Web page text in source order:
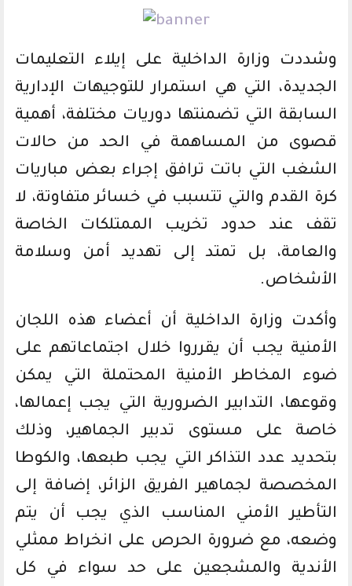
وشددت وزارة الداخلية على إيلاء التعليمات
الجديدة، التي هي استمرار للتوجيهات الإدارية
السابقة التي تضمنتها دوريات مختلفة، أهمية
قصوى من المساهمة في الحد من حالات
الشغب التي باتت ترافق إجراء بعض مباريات
كرة القدم والتي تتسبب في خسائر متفاوتة، لا
تقف عند حدود تخریب الممتلكات الخاصة
والعامة، بل تمتد إلى تهديد أمن وسلامة
الأشخاص.
وأكدت وزارة الداخلية أن أعضاء هذه اللجان
الأمنية يجب أن يقرروا خلال اجتماعاتهم على
ضوء المخاطر الأمنية المحتملة التي يمكن
وقوعها، التدابير الضرورية التي يجب إعمالها،
خاصة على مستوى تدبير الجماهير، وذلك
بتحديد عدد التذاكر التي يجب طبعها، والكوطا
المخصصة لجماهير الفريق الزائر، إضافة إلى
التأطير الأمني المناسب الذي يجب أن يتم
وضعه، مع ضرورة الحرص على انخراط ممثلي
الأندية والمشجعين على حد سواء في كل